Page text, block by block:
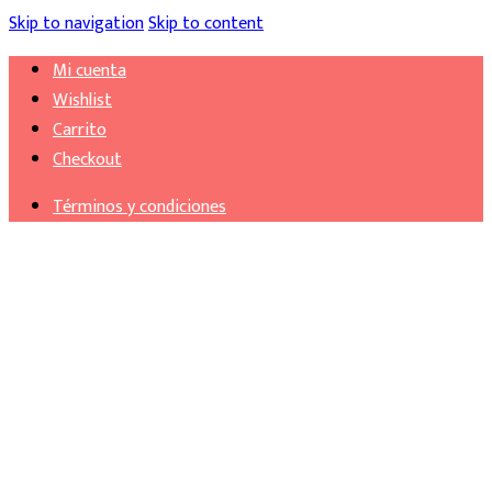
Skip to navigationSkip to content
Mi cuenta
Wishlist
Carrito
Checkout
Términos y condiciones